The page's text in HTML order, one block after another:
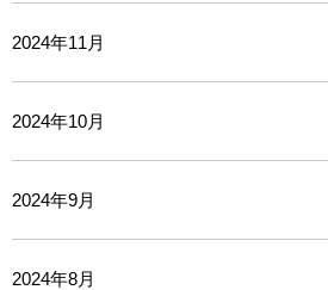
2024年11月
2024年10月
2024年9月
2024年8月